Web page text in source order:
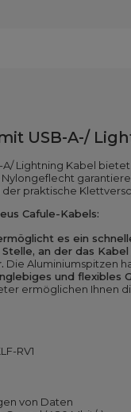
USB-A-/
A/ Lightning Kabel
praktische
Cafule-Kabels:
es ein
Stelle, an der das
Die Aluminiumspitzen
und flexibles
ermöglichen Ihnen
RV1
von Daten